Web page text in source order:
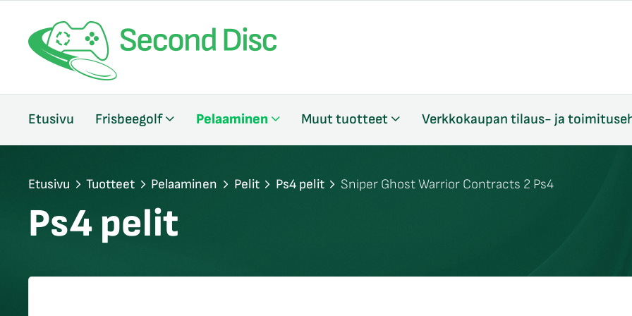
Etusivu Frisbeegolf Pelaaminen Muut tuotteet Verkkokaupan tilaus- ja
Etusivu Tuotteet Pelaaminen Pelit Ps4 pelit Sniper Ghost Warrior Contracts 2 Ps4
Ps4 pelit
sulje
sulje
sulje